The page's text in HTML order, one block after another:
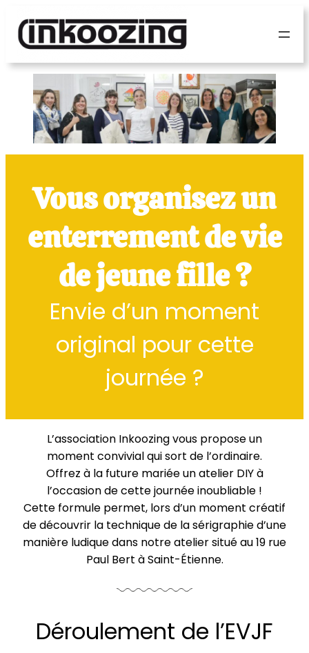
Vous organisez un
enterrement de vie
de jeune fille ?
Envie d’un moment
original pour cette
journée ?
L’association Inkoozing vous propose un
moment convivial qui sort de l’ordinaire.
Offrez à la future mariée un atelier DIY à
l’occasion de cette journée inoubliable !
Cette formule permet, lors d’un moment créatif
de découvrir la technique de la sérigraphie d’une
manière ludique dans notre atelier situé au 19 rue
Paul Bert à Saint-Étienne.
Déroulement de l’EVJF